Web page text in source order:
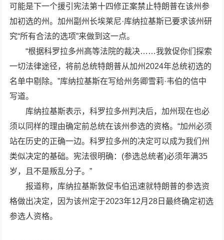
可能是下一个援引宪法第十四修正案禁止特朗普在该州参
加初选的州。加州副州长埃莱尼·库纳拉基斯已要求该州研
究“所有合法的选项”来做到这一点。
“根据科罗拉多州高等法院的裁决……我敦促你们探索
一切法律途径，将前总统特朗普从加州2024年总统初选的
名单中剔除。”库纳拉基斯在写给州务卿雪莉·韦伯的信中
写道。
库纳拉基斯表示，科罗拉多州判决后，加州现在也必
须以同样的理由确定前总统在该州参选的资格。“加州必须
站在历史的正确一边。科罗拉多州的决定可以成为我们州
类似决定的基础。宪法很明确：(参选总统者)必须年满35
岁，且不是叛乱分子。”
报道称，库纳拉基斯敦促韦伯迅速就特朗普的参选资
格做出决定，因为该州定于2023年12月28日最终确定初选
参选人资格。